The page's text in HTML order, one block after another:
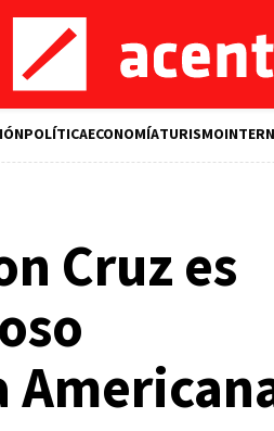
POLÍTICAECONOMÍATURISMO
Cruz es